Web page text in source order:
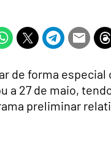
de forma
a 27 de maio,
preliminar